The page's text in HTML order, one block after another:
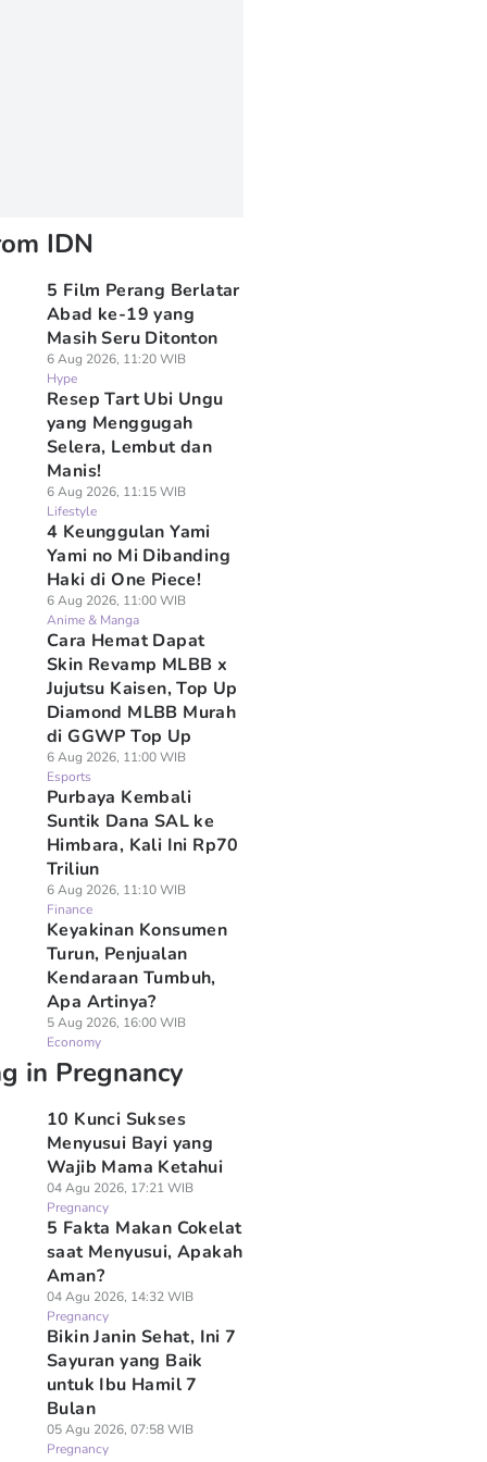
IDN
5 Film Perang Berlatar
Abad ke-19 yang
Masih Seru Ditonton
6 Aug 2026, 11:20 WIB
Hype
Resep Tart Ubi Ungu
yang Menggugah
Selera, Lembut dan
Manis!
6 Aug 2026, 11:15 WIB
Lifestyle
4 Keunggulan Yami
Yami no Mi Dibanding
Haki di One Piece!
6 Aug 2026, 11:00 WIB
Anime & Manga
Cara Hemat Dapat
Skin Revamp MLBB x
Jujutsu Kaisen, Top Up
Diamond MLBB Murah
di GGWP Top Up
6 Aug 2026, 11:00 WIB
Esports
Purbaya Kembali
Suntik Dana SAL ke
Himbara, Kali Ini Rp70
Triliun
6 Aug 2026, 11:10 WIB
Finance
Keyakinan Konsumen
Turun, Penjualan
Kendaraan Tumbuh,
Apa Artinya?
5 Aug 2026, 16:00 WIB
Economy
in Pregnancy
10 Kunci Sukses
Menyusui Bayi yang
Wajib Mama Ketahui
04 Agu 2026, 17:21 WIB
Pregnancy
5 Fakta Makan Cokelat
saat Menyusui, Apakah
Aman?
04 Agu 2026, 14:32 WIB
Pregnancy
Bikin Janin Sehat, Ini 7
Sayuran yang Baik
untuk Ibu Hamil 7
Bulan
05 Agu 2026, 07:58 WIB
Pregnancy